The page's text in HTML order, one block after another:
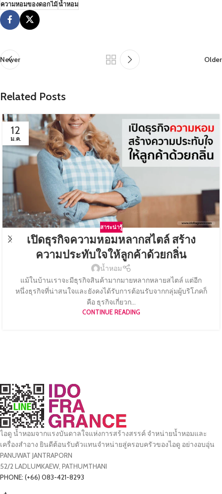
ความหอมของดอกไม้น้ำหอม
Newer Older
Related Posts
12
ม.ค.
สาระน่ารู้
เปิดธุรกิจความหอมหลากสไตล์ สร้าง
ความประทับใจให้ลูกค้าด้วยกลิ่น
น้ำหอม
แม้ในบ้านเราจะมีธุรกิจสินค้ามากมายหลากหลายสไตล์ แต่อีก
หนึ่งธุรกิจที่น่าสนใจและยังคงได้รับการต้อนรับจากกลุ่มผู้บริโภคก็
คือ ธุรกิจเกี่ยวก...
CONTINUE READING
ไอดู น้ำหอมจากแรงบันดาลใจแห่งการสร้างสรรค์ จำหน่ายน้ำหอมและ
เครื่องสำอาง ยินดีต้อนรับตัวแทนจำหน่ายสู่ครอบครัวของไอดู อย่างอบอุ่น
PANUWAT JANTRAPORN
52/2 LADLUMKAEW, PATHUMTHANI
PHONE: (+66) 083-421-8293